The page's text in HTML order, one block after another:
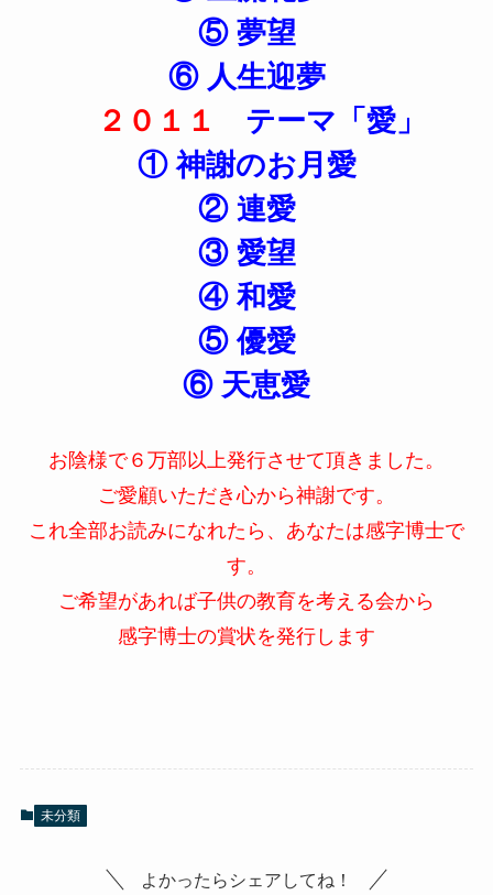
⑤ 夢望
⑥ 人生迎夢
２０１１ テーマ「愛」
① 神謝のお月愛
② 連愛
③ 愛望
④ 和愛
⑤ 優愛
⑥ 天恵愛
お陰様で６万部以上発行させて頂きました。
ご愛顧いただき心から神謝です。
これ全部お読みになれたら、あなたは感字博士で
す。
ご希望があれば子供の教育を考える会から
感字博士の賞状を発行します
未分類
よかったらシェアしてね！